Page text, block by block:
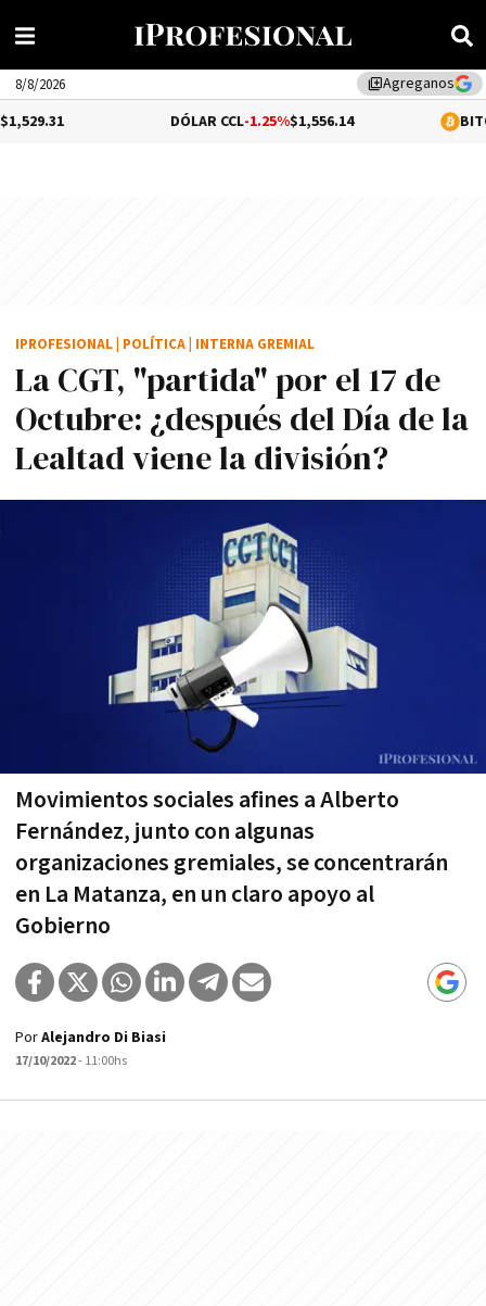
library_addAgreganos
8/8/2026
-1.25%$1,556.14 0.01%
La CGT, "partida" por el 17 de
Octubre: ¿después del Día de la
Lealtad viene la división?
Movimientos sociales afines a Alberto
Fernández, junto con algunas
organizaciones gremiales, se concentrarán
en La Matanza, en un claro apoyo al
Gobierno
IPROFESIONAL POLÍTICA INTERNA GREMIAL
PorAlejandro Di Biasi
17/10/2022- 11:00hs